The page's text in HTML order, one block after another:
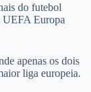
do futebol
UEFA Europa
apenas os dois
liga europeia.